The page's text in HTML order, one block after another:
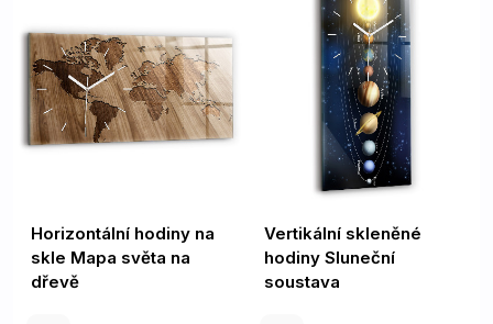
Horizontální hodiny na
skle Mapa světa na
dřevě
Vertikální skleněné
hodiny Sluneční
soustava